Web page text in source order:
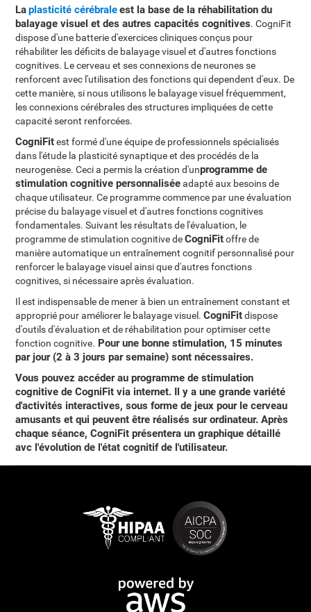
Laplasticité cérébraleest la base de la réhabilitation du
balayage visuel et des autres capacités cognitives. CogniFit
dispose d'une batterie d'exercices cliniques conçus pour
réhabiliter les déficits de balayage visuel et d'autres fonctions
cognitives. Le cerveau et ses connexions de neurones se
renforcent avec l'utilisation des fonctions qui dependent d'eux. De
cette manière, si nous utilisons le balayage visuel fréquemment,
les connexions cérébrales des structures impliquées de cette
capacité seront renforcées.
CogniFitest formé d'une équipe de professionnels spécialisés
dans l'étude la plasticité synaptique et des procédés de la
neurogenèse. Ceci a permis la création d'unprogramme de
stimulation cognitive personnaliséeadapté aux besoins de
chaque utilisateur. Ce programme commence par une évaluation
précise du balayage visuel et d'autres fonctions cognitives
fondamentales. Suivant les résultats de l'évaluation, le
programme de stimulation cognitive deCogniFitoffre de
manière automatique un entraînement cognitif personnalisé pour
renforcer le balayage visuel ainsi que d'autres fonctions
cognitives, si nécessaire après évaluation.
Il est indispensable de mener à bien un entraînement constant et
approprié pour améliorer le balayage visuel.CogniFitdispose
d'outils d'évaluation et de réhabilitation pour optimiser cette
fonction cognitive. Pour une bonne stimulation, 15 minutes
par jour (2 à 3 jours par semaine) sont nécessaires.
Vous pouvezaccéder au programme de stimulation
cognitive de CogniFit via internet. Il y a une grande variété
d'activités interactives, sous forme de jeux pour le cerveau
amusants et qui peuvent être réalisés sur ordinateur. Après
chaque séance, CogniFit présentera un graphique détaillé
avc l'évolution de l'état cognitif de l'utilisateur.